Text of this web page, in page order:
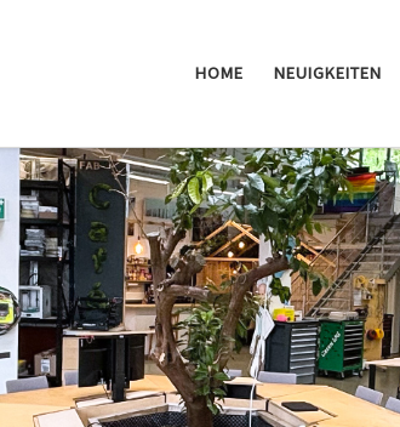
HOME NEUIGKEITEN